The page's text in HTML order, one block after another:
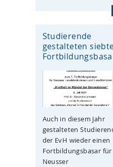
Studierende
gestalteten
Auch in diesem Jahr
gestalteten
der EvH wieder einen
Fortbildungsbasar für
Neusser